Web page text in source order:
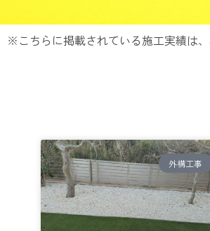
※こちらに掲載されている施工実績は
外構工事